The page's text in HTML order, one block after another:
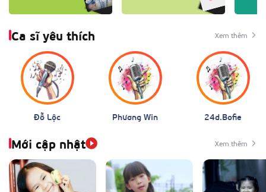
Ca sĩ yêu thích Xem thêm
Đỗ Lộc Phương Win 24d.Bofie
Mới cập nhật Xem thêm